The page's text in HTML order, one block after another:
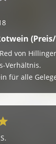
von
Verhältnis.
für alle